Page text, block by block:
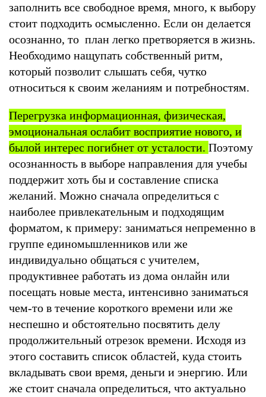
заполнить все свободное время, много, к выбору
стоит подходить осмысленно. Если он делается
осознанно, то план легко претворяется в жизнь.
Необходимо нащупать собственный ритм,
который позволит слышать себя, чутко
относиться к своим желаниям и потребностям.
Перегрузка информационная, физическая,
эмоциональная ослабит восприятие нового, и
былой интерес погибнет от усталости. Поэтому
осознанность в выборе направления для учебы
поддержит хоть бы и составление списка
желаний. Можно сначала определиться с
наиболее привлекательным и подходящим
форматом, к примеру: заниматься непременно в
группе единомышленников или же
индивидуально общаться с учителем,
продуктивнее работать из дома онлайн или
посещать новые места, интенсивно заниматься
чем-то в течение короткого времени или же
неспешно и обстоятельно посвятить делу
продолжительный отрезок времени. Исходя из
этого составить список областей, куда стоить
вкладывать свои время, деньги и энергию. Или
же стоит сначала определиться, что актуально